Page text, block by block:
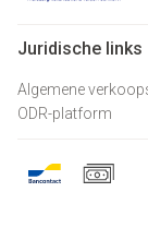
Juridische links
Algemene
ODR-platform